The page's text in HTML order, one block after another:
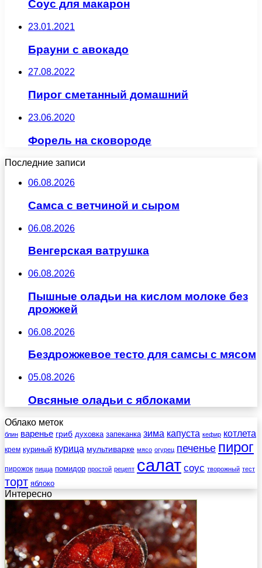
Соус для макарон
23.01.2021
Брауни с авокадо
27.08.2022
Пирог сметанный домашний
23.06.2020
Форель на сковороде
Последние записи
06.08.2026
Самса с ветчиной и сыром
06.08.2026
Венгерская ватрушка
06.08.2026
Пышные оладьи на кислом молоке без
дрожжей
06.08.2026
Бездрожжевое тесто для самсы с мясом
05.08.2026
Овсяные оладьи с яблоками
Облако меток
блин варенье гриб духовка запеканка зима капуста кефир котлета
крем куриный курица мультиварке мясо огурец печенье пирог
пирожок пицца помидор простой рецепт салат соус творожный тест
торт яблоко
Интересно